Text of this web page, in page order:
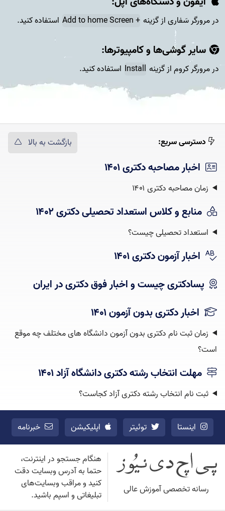
در مرورگر سَفاری از گزینه + Add to home Screen استفاده کنید.
سایر گوشی‌ها و کامپیوتر‌ها:
در مرورگر کروم از گزینه Install استفاده کنید.
دسترسی سریع: بازگشت به بالا
اخبار مصاحبه دکتری ۱۴۰۱
زمان مصاحبه دکتری ۱۴۰۱
منابع و کلاس استعداد تحصیلی دکتری ۱۴۰۲
استعداد تحصیلی چیست؟‌
اخبار آزمون دکتری ۱۴۰۱
پسادکتری چیست و اخبار فوق دکتری در ایران
اخبار دکتری بدون آزمون ۱۴۰۱
زمان ثبت نام دکتری بدون آزمون دانشگاه های مختلف چه موقع
است؟
مهلت انتخاب رشته دکتری دانشگاه آزاد ۱۴۰۱
ثبت نام انتخاب رشته دکتری آزاد کجاست؟
اینستا توئیتر اپلیکیشن خبرنامه
رسانه تخصصی آموزش عالی
هنگام جستجو در اینترنت،
حتما به آدرس وبسایت دقت
کنید و مراقب وبسایت‌های
تبلیغاتی و اسپم باشید.